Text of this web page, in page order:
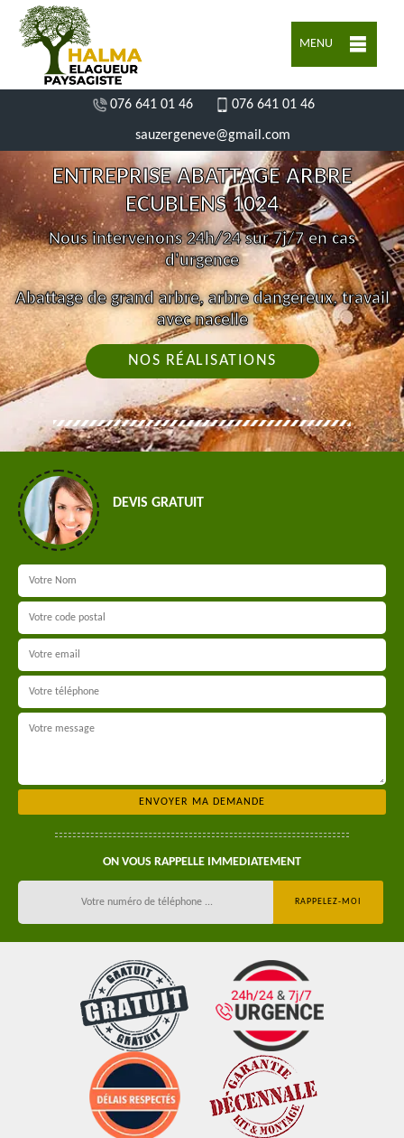
MENU
076 641 01 46 076 641 01 46
sauzergeneve@gmail.com
ENTREPRISE ABATTAGE ARBRE
ECUBLENS 1024
Nous intervenons 24h/24 sur 7j/7 en cas
d'urgence
Abattage de grand arbre, arbre dangereux, travail
avec nacelle
NOS RÉALISATIONS
DEVIS GRATUIT
ON VOUS RAPPELLE IMMEDIATEMENT